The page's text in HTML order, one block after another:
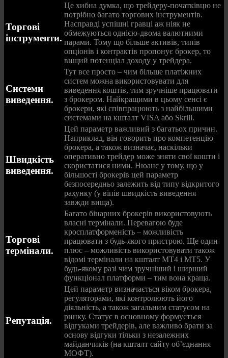
Торгові
інструменти.
Це хибна думка, що трейдеру-початківцю не
потрібно багато торгових інструментів.
Насправді успішні гравці аж ніяк не
обмежуються однією-двома валютними
парами. Тому що більше активів, типів
опціонів і контрактів пропонує брокер, то
вищий потенціал доходу у трейдера.
Системи
виведення.
Тут все просто – чим більше платіжних
систем можна використовувати для
виведення коштів, тим зручніше працювати
з брокером. Найкращими в цьому сенсі є
брокери, які співпрацюють з найбільшими
системами на кшталт VISA або Skrill.
Швидкість
виведення.
Цей параметр важливий з багатьох причин.
Наприклад, він говорить про компетенцію
брокера, а також визначає, наскільки
оперативно трейдер може зняти свої кошти і
скористатися ними. Нюанс у тому, що у
більшості брокерів цей параметр
безпосередньо залежить від типу відкритого
рахунку (у віпів швидкість виведення
завжди вища).
Торгові
термінали.
Багато бінарних брокерів використовують
власні термінали. Перевагою буде
кросплатформеність – можливість
працювати з будь-якого пристрою. Ще один
плюс – можливість використовувати також
відомі термінали на кшталт МТ4 і МТ5. У
будь-якому разі чим зручніший і ширший
функціонал платформи – тим вона краща.
Репутація.
Цей параметр визначається віком брокера,
регуляторами, які контролюють його
діяльність, а також загальним статусом на
ринку. Статус в основному формується
відгуками трейдерів, але важливо брати за
основу відгуки тільки з незалежних
майданчиків (на кшталт сайту об’єднання
МОФТ).